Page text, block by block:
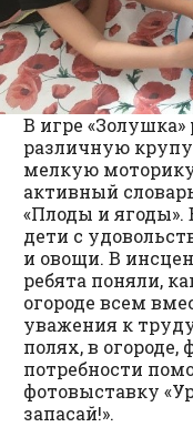
В игре «Золушка»
различную
мелкую
активный
«Плоды и ягоды».
дети с
и овощи. В
ребята поняли,
огороде всем
уважения к
полях, в
потребности
фотовыставку
запасай!».